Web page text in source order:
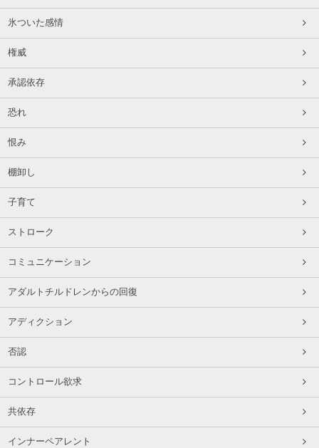
氷ついた感情
権威
承認依存
恐れ
恨み
棚卸し
子育て
ストローク
コミュニケーション
アダルトチルドレンからの回復
アディクション
否認
コントロール欲求
共依存
インナーペアレント